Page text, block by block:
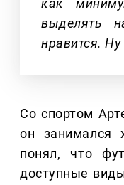
как
выделять
нравится.
Со спортом
он занимался
понял, что
доступные